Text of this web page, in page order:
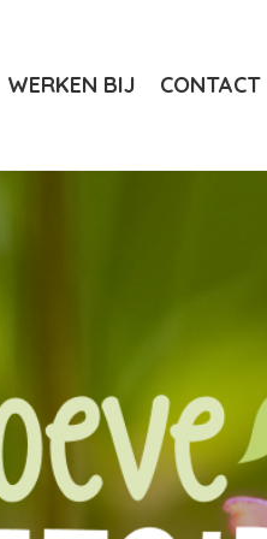
WERKEN BIJ CONTACT